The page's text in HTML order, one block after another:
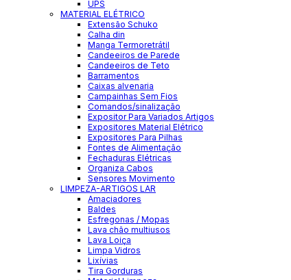
UPS
MATERIAL ELÉTRICO
Extensão Schuko
Calha din
Manga Termoretrátil
Candeeiros de Parede
Candeeiros de Teto
Barramentos
Caixas alvenaria
Campainhas Sem Fios
Comandos/sinalização
Expositor Para Variados Artigos
Expositores Material Elétrico
Expositores Para Pilhas
Fontes de Alimentação
Fechaduras Elétricas
Organiza Cabos
Sensores Movimento
LIMPEZA-ARTIGOS LAR
Amaciadores
Baldes
Esfregonas / Mopas
Lava chão multiusos
Lava Loiça
Limpa Vidros
Lixívias
Tira Gorduras